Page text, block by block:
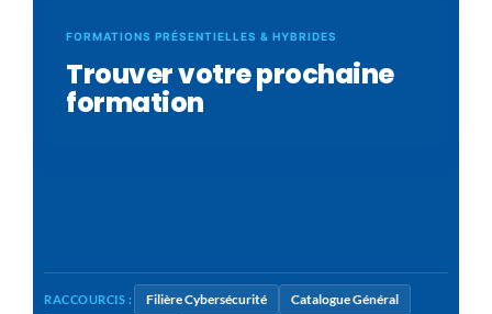
FORMATIONS PRÉSENTIELLES & HYBRIDES
Trouver votre prochaine
formation
RACCOURCIS : Filière Cybersécurité
Catalogue Général